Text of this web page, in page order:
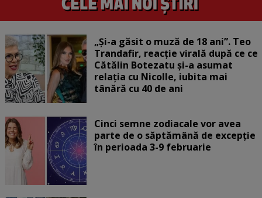
„Și-a găsit o muză de 18 ani”. Teo
Trandafir, reacție virală după ce ce
Cătălin Botezatu și-a asumat
relația cu Nicolle, iubita mai
tânără cu 40 de ani
Cinci semne zodiacale vor avea
parte de o săptămână de excepție
în perioada 3-9 februarie